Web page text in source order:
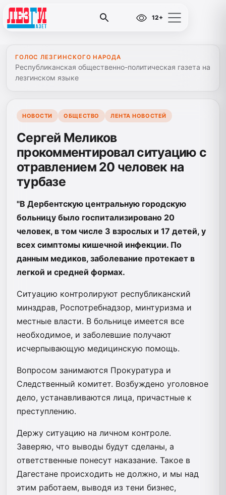
12+
ГОЛОС ЛЕЗГИНСКОГО НАРОДА
Республиканская общественно-политическая газета на
лезгинском языке
НОВОСТИ ОБЩЕСТВО ЛЕНТА НОВОСТЕЙ
Сергей Меликов
прокомментировал ситуацию с
отравлением 20 человек на
турбазе
"В Дербентскую центральную городскую
больницу было госпитализировано 20
человек, в том числе 3 взрослых и 17 детей, у
всех симптомы кишечной инфекции. По
данным медиков, заболевание протекает в
легкой и средней формах.
Ситуацию контролируют республиканский
минздрав, Роспотребнадзор, минтуризма и
местные власти. В больнице имеется все
необходимое, и заболевшие получают
исчерпывающую медицинскую помощь.
Вопросом занимаются Прокуратура и
Следственный комитет. Возбуждено уголовное
дело, устанавливаются лица, причастные к
преступлению.
Держу ситуацию на личном контроле.
Заверяю, что выводы будут сделаны, а
ответственные понесут наказание. Такое в
Дагестане происходить не должно, и мы над
этим работаем, выводя из тени бизнес,